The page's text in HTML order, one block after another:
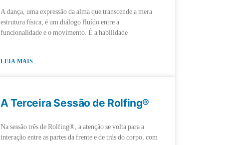
A dança, uma expressão da alma que transcende a mera
estrutura física, é um diálogo fluído entre a
funcionalidade e o movimento. É a habilidade
LEIA MAIS
A Terceira Sessão de Rolfing®
Na sessão três de Rolfing®, a atenção se volta para a
interação entre as partes da frente e de trás do corpo, com